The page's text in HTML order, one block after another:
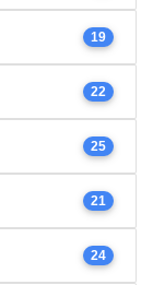
19
22
25
21
24